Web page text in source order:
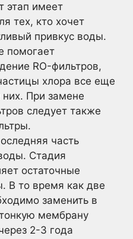
этап имеет
тех, кто хочет
привкус воды.
помогает
RO-фильтров,
хлора все еще
них. При замене
следует также
часть
Стадия
остаточные
В то время как две
заменить в
мембрану
2-3 года